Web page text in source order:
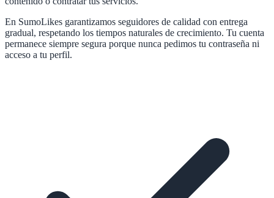
En SumoLikes garantizamos seguidores de calidad con entrega
gradual, respetando los tiempos naturales de crecimiento. Tu cuenta
permanece siempre segura porque nunca pedimos tu contraseña ni
acceso a tu perfil.